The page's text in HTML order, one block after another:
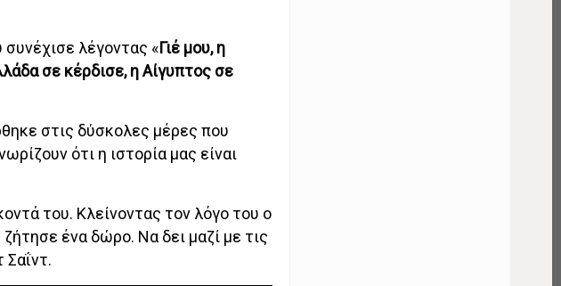
λέγοντας «Γιέ μου, η
σε κέρδισε, η Αίγυπτος σε
στις δύσκολες μέρες που
ότι η ιστορία μας είναι
του. Κλείνοντας τον λόγο του ο
ένα δώρο. Να δει μαζί με τις
Σαΐντ.